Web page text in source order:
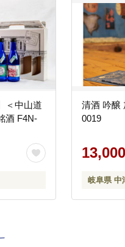
＜中山道
酒 F4N-
清酒 吟醸
0019
岐阜県 中